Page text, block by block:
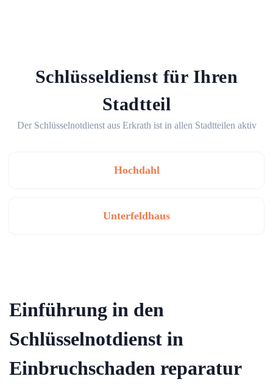
Schlüsseldienst für Ihren
Stadtteil
Der Schlüsselnotdienst aus Erkrath ist in allen Stadtteilen aktiv
Hochdahl
Unterfeldhaus
Einführung in den
Schlüsselnotdienst in
Einbruchschaden reparatur